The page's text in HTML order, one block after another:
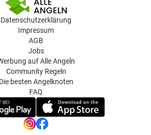
Datenschutzerklärung
Impressum
AGB
Jobs
auf Alle Angeln
Community Regeln
Die besten Angelknoten
FAQ